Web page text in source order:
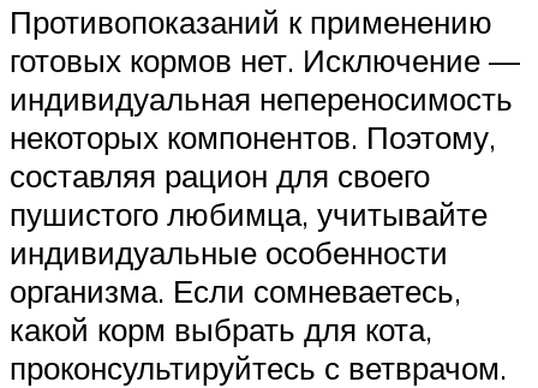
Противопоказаний к применению
готовых кормов нет. Исключение —
индивидуальная непереносимость
некоторых компонентов. Поэтому,
составляя рацион для своего
пушистого любимца, учитывайте
индивидуальные особенности
организма. Если сомневаетесь,
какой корм выбрать для кота,
проконсультируйтесь с ветврачом.